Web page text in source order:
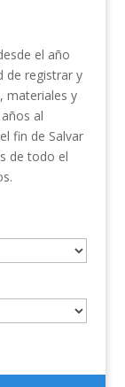
el año
de registrar y
materiales y
al
fin de Salvar
de todo el